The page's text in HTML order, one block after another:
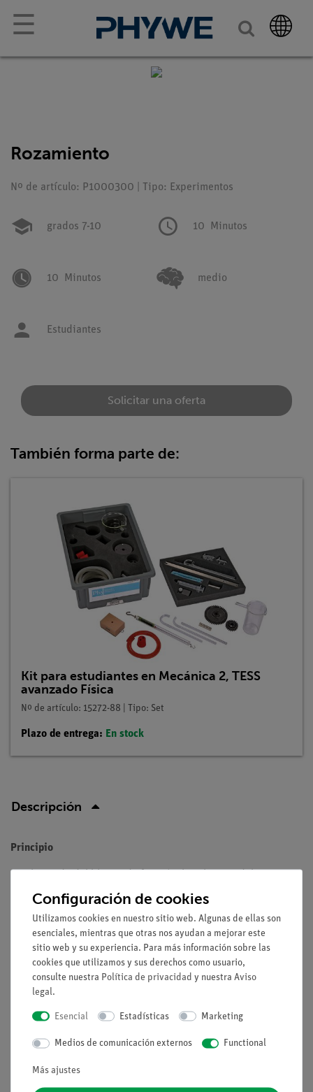
☰
Rozamiento
Nº de artículo: P1000300 | Tipo: Experimentos
grados 7-10 10 Minutos
10 Minutos medio
Estudiantes
Solicitar una oferta
También forma parte de:
Kit para estudiantes en Mecánica 2, TESS
avanzado Física
Nº de artículo: 15272-88 | Tipo: Set
Plazo de entrega: En stock
Descripción
Principio
observar que las diferentes superficies dan lugar a diferentes
fuerzas de fricción. Hay que hacer especial hincapié en las
propiedades de deslizamiento de las superficies que
interactúan.
Además, debe quedar clara la diferencia entre el rozamiento
estático y el rozamiento por deslizamiento.
Especialmente importante para las aplicaciones técnicas es la
sustancialmente menor que el rozamiento por deslizamiento.
Ventajas
Configuración de cookies
Utilizamos cookies en nuestro sitio web. Algunas de ellas son
esenciales, mientras que otras nos ayudan a mejorar este
sitio web y su experiencia. Para más información sobre las
cookies que utilizamos y sus derechos como usuario,
consulte nuestra Política de privacidad y nuestra Aviso
legal.
Esencial Estadísticas Marketing
Medios de comunicación externos Functional
Más ajustes